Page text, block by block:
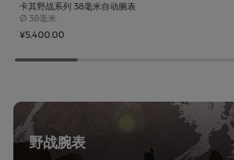
卡其野战系列 38毫米自动腕表
Ø Case size
38毫米
¥5,400.00
野战腕表